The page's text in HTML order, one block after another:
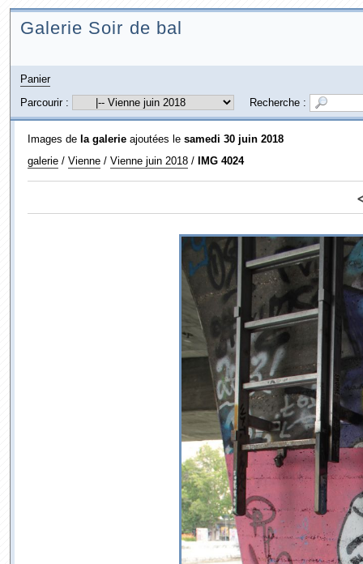
Galerie Soir de bal
Panier
Parcourir :
Recherche :
Images de la galerieajoutées le samedi 30 juin 2018
galerie/ Vienne/ Vienne juin 2018/ IMG 4024